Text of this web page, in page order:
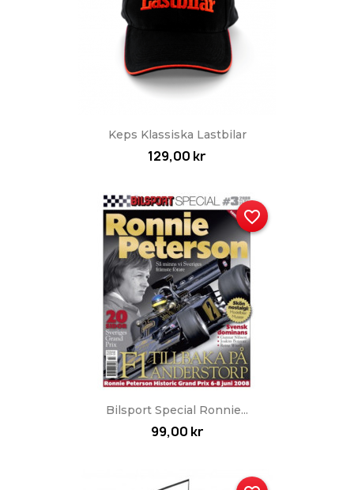
Keps Klassiska Lastbilar
129,00 kr
Bilsport Special Ronnie...
99,00 kr
favorite_border